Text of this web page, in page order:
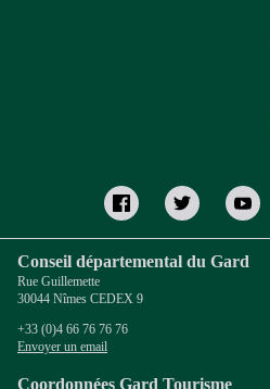
Conseil départemental du Gard
Rue Guillemette
30044 Nîmes CEDEX 9
+33 (0)4 66 76 76 76
Envoyer un email
Coordonnées Gard Tourisme